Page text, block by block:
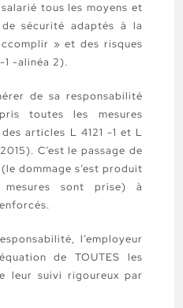
tous les moyens et
sécurité adaptés à la
» et des risques
1 -alinéa 2).
de sa responsabilité
toutes les mesures
articles L 4121 -1 et L
C’est le passage de
dommage s’est produit
sont prise) à
l’employeur
de TOUTES les
leur suivi rigoureux par